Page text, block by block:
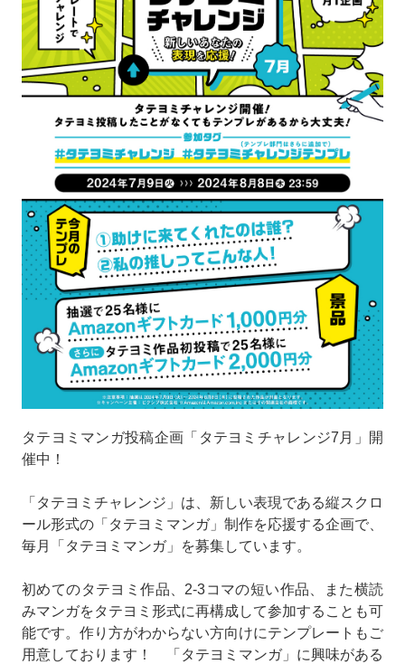
タテヨミマンガ投稿企画「タテヨミチャレンジ7月」開
催中！
「タテヨミチャレンジ」は、新しい表現である縦スクロ
ール形式の「タテヨミマンガ」制作を応援する企画で、
毎月「タテヨミマンガ」を募集しています。
初めてのタテヨミ作品、2-3コマの短い作品、また横読
みマンガをタテヨミ形式に再構成して参加することも可
能です。作り方がわからない方向けにテンプレートもご
用意しております！ 「タテヨミマンガ」に興味がある